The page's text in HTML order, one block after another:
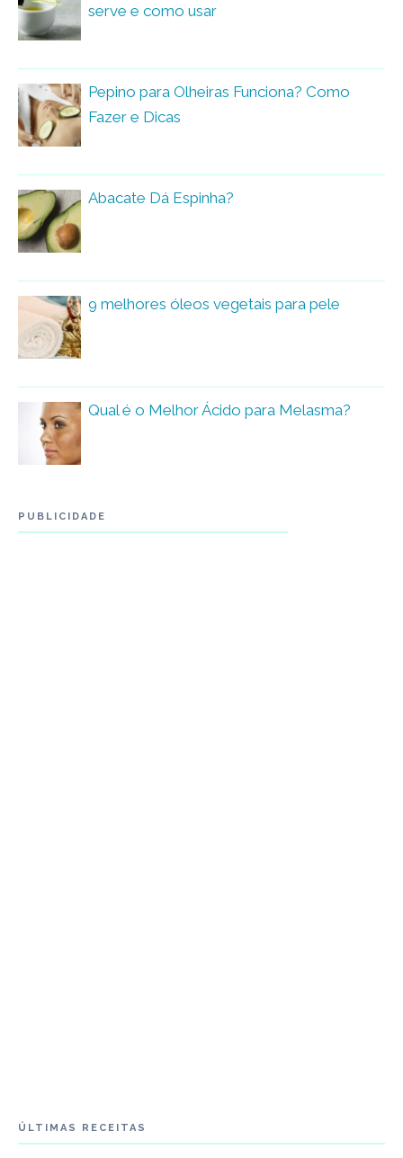
serve e como usar
Pepino para Olheiras Funciona? Como
Fazer e Dicas
Abacate Dá Espinha?
9 melhores óleos vegetais para pele
Qual é o Melhor Ácido para Melasma?
PUBLICIDADE
ÚLTIMAS RECEITAS